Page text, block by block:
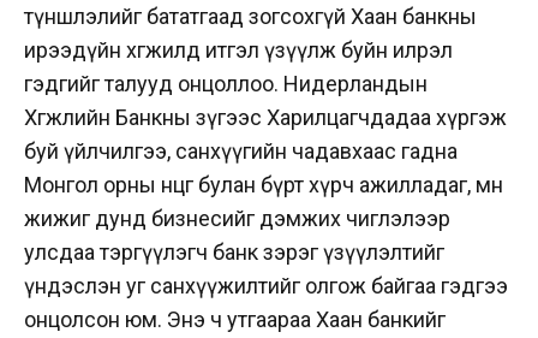
түншлэлийг бататгаад зогсохгүй Хаан банкны
ирээдүйн хөгжилд итгэл үзүүлж буйн илрэл
гэдгийг талууд онцоллоо. Нидерландын
Хөгжлийн Банкны зүгээс Харилцагчдадаа хүргэж
буй үйлчилгээ, санхүүгийн чадавхаас гадна
Монгол орны өнцөг булан бүрт хүрч ажилладаг, мөн
жижиг дунд бизнесийг дэмжих чиглэлээр
улсдаа тэргүүлэгч банк зэрэг үзүүлэлтийг
үндэслэн уг санхүүжилтийг олгож байгаа гэдгээ
онцолсон юм. Энэ ч утгаараа Хаан банкийг